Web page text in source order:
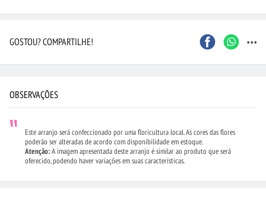
GOSTOU? COMPARTILHE! ...
OBSERVAÇÕES
Este arranjo será confeccionado por uma floricultura local. As cores das flores
poderão ser alteradas de acordo com disponibilidade em estoque.
Atenção:A imagem apresentada deste arranjo é similar ao produto que será
oferecido, podendo haver variações em suas características.